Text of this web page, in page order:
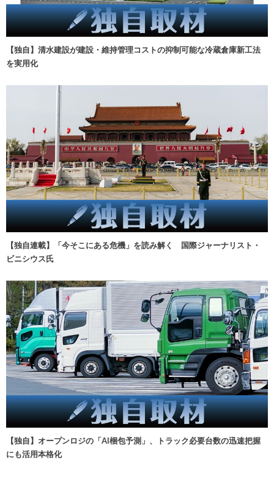
【独自】清水建設が建設・維持管理コストの抑制可能な冷蔵倉庫新工法
を実用化
【独自連載】「今そこにある危機」を読み解く 国際ジャーナリスト・
ビニシウス氏
【独自】オープンロジの「AI梱包予測」、トラック必要台数の迅速把握
にも活用本格化